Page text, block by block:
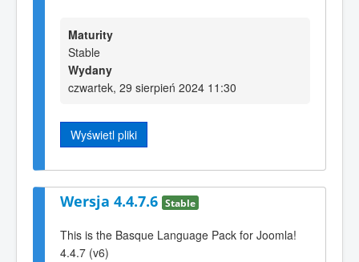
Maturity
Stable
Wydany
czwartek, 29 sierpień 2024 11:30
Wyświetl pliki
Wersja 4.4.7.6 Stable
This is the Basque Language Pack for Joomla!
4.4.7 (v6)